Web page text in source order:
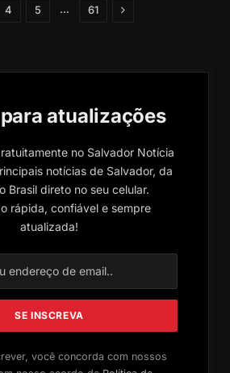
4 5 … 61 Próximo
atualizações
no Salvador Notícia
notícias de Salvador, da
Brasil direto no seu celular.
rápida, confiável e sempre
atualizada!
você concorda com nossos